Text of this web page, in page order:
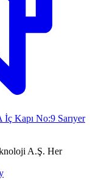
Kapı No:9 Sarıyer
A.Ş. Her